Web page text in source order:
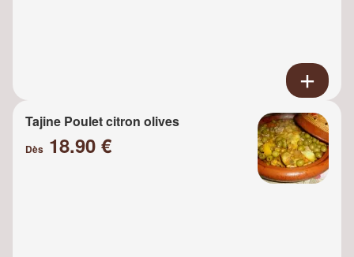
Tajine Poulet citron olives
Dès 18.90 €